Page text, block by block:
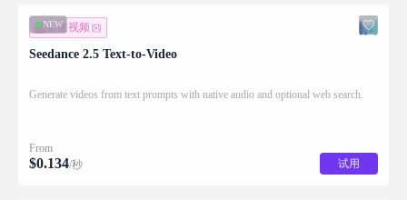
NEW
文生视频
Seedance 2.5 Text-to-Video
Generate videos from text prompts with native audio and optional web search.
From
$0.134/秒 试用